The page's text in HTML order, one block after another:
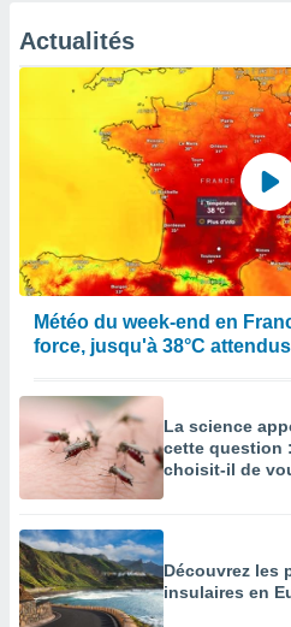
Actualités
Météo du week-end en
force, jusqu'à 38°C attendus
La science
cette question
choisit-il de
Découvrez les
insulaires en